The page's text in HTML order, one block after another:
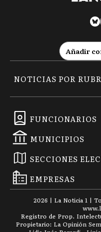
Añadir
FUNCIONARIOS
MUNICIPIOS
SECCIONES
EMPRESAS
NOTICIAS POR
2026 | La Noticia 1 |
www.
Registro de Prop.
Propietario: La Opinión